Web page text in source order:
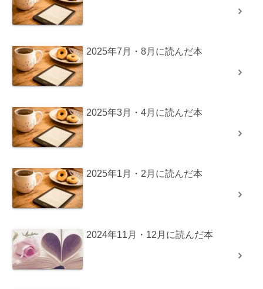
2025年7月・8月に読んだ本
2025年3月・4月に読んだ本
2025年1月・2月に読んだ本
2024年11月・12月に読んだ本